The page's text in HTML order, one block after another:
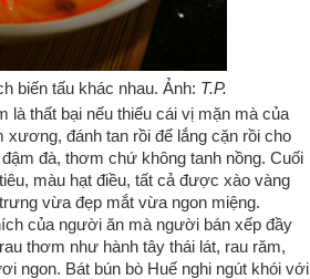
biến tấu khác nhau. Ảnh: T.P.
là thất bại nếu thiếu cái vị mặn mà của
đánh tan rồi để lắng cặn rồi cho
đà, thơm chứ không tanh nồng. Cuối
màu hạt điều, tất cả được xào vàng
vừa đẹp mắt vừa ngon miệng.
của người ăn mà người bán xếp đầy
thơm như hành tây thái lát, rau răm,
ngon. Bát bún bò Huế nghi ngút khói với